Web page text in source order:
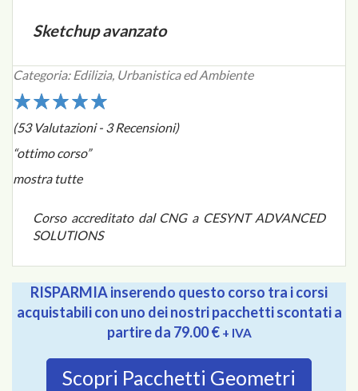
Sketchup avanzato
Categoria: Edilizia, Urbanistica ed Ambiente
5
3
2
1
(53 Valutazioni - 3 Recensioni)
“ottimo corso”
mostra tutte
Corso accreditato dal CNG a CESYNT ADVANCED
SOLUTIONS
RISPARMIA inserendo questo corso tra i corsi
acquistabili con uno dei nostri pacchetti scontati a
partire da 79.00 €+ IVA
Scopri Pacchetti Geometri